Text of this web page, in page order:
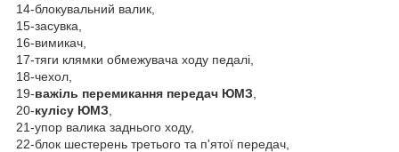
14-блокувальний валик,
15-засувка,
16-вимикач,
17-тяги клямки обмежувача ходу педалі,
18-чехол,
19-важіль перемикання передач ЮМЗ
20-кулісу ЮМЗ
21-упор валика заднього ходу,
22-блок шестерень третього та п'ятої передач,